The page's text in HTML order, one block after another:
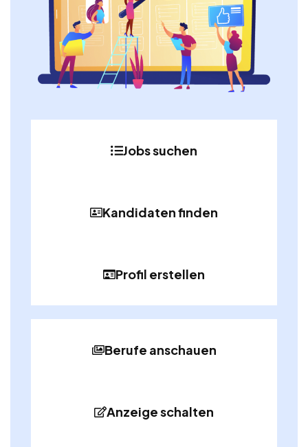
Jobs suchen
Kandidaten finden
Profil erstellen
Berufe anschauen
Anzeige schalten